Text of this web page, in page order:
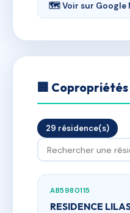
🗺 Voir sur Google
🏢
29 résidence(s)
AB5980115
RESIDENCE